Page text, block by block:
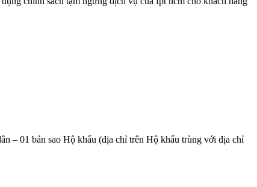
01 bản sao Hộ khẩu (địa chỉ trên Hộ khẩu trùng với địa chỉ